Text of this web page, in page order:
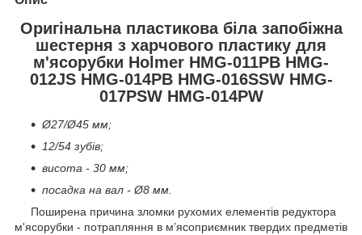
Оригінальна пластикова біла запобіжна
шестерня з харчового пластику для
м'ясорубки Holmer HMG-011PB HMG-
012JS HMG-014PB HMG-016SSW HMG-
017PSW HMG-014PW
Ø27/Ø45 мм;
12/54 зубів;
висота - 30 мм;
посадка на вал - Ø8 мм.
Поширена причина зломки рухомих елементів редуктора
м'ясорубки - потрапляння в м’ясоприємник твердих предметів